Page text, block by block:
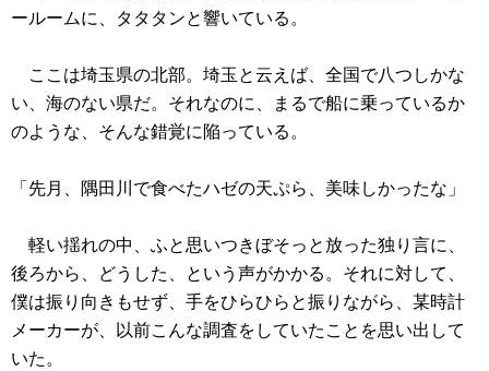
ールームに、タタタンと響いている。
ここは埼玉県の北部。埼玉と云えば、全国で八つしかな
い、海のない県だ。それなのに、まるで船に乗っているか
のような、そんな錯覚に陥っている。
「先月、隅田川で食べたハゼの天ぷら、美味しかったな」
軽い揺れの中、ふと思いつきぼそっと放った独り言に、
後ろから、どうした、という声がかかる。それに対して、
僕は振り向きもせず、手をひらひらと振りながら、某時計
メーカーが、以前こんな調査をしていたことを思い出して
いた。